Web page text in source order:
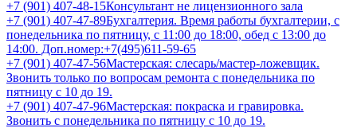
+7 (901) 407-48-15Консультант не лицензионного зала
+7 (901) 407-47-89Бухгалтерия. Время работы бухгалтерии, с
понедельника по пятницу, с 11:00 до 18:00, обед с 13:00 до
14:00. Доп.номер:+7(495)611-59-65
+7 (901) 407-47-56Мастерская: слесарь/мастер-ложевщик.
Звонить только по вопросам ремонта с понедельника по
пятницу с 10 до 19.
+7 (901) 407-47-96Мастерская: покраска и гравировка.
Звонить с понедельника по пятницу с 10 до 19.